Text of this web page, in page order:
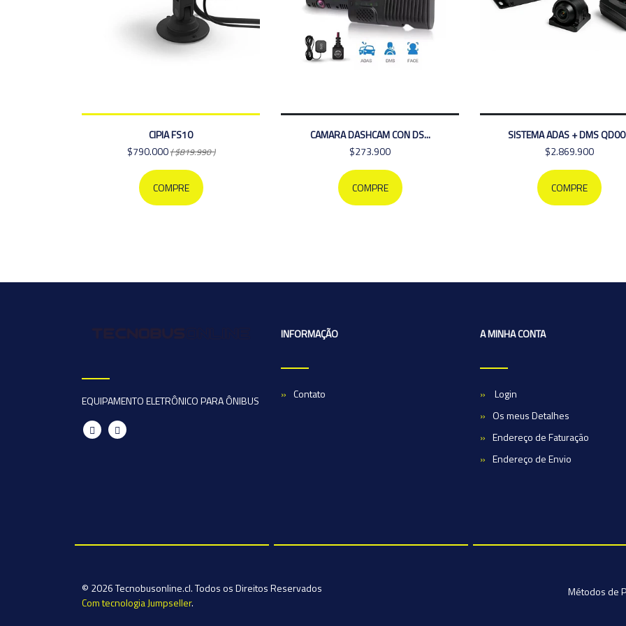
CIPIA FS10
$790.000( $819.990 )
COMPRE
CAMARA DASHCAM CON DS...
$273.900
COMPRE
SISTEMA ADAS + DMS
$2.869.900
COMPRE
EQUIPAMENTO ELETRÔNICO PARA ÔNIBUS
INFORMAÇÃO
Contato
A MINHA CONTA
Login
Os meus Detalhes
Endereço de Faturação
Endereço de Envio
© 2026 Tecnobusonline.cl. Todos os Direitos Reservados
Com tecnologia Jumpseller.
Métodos de